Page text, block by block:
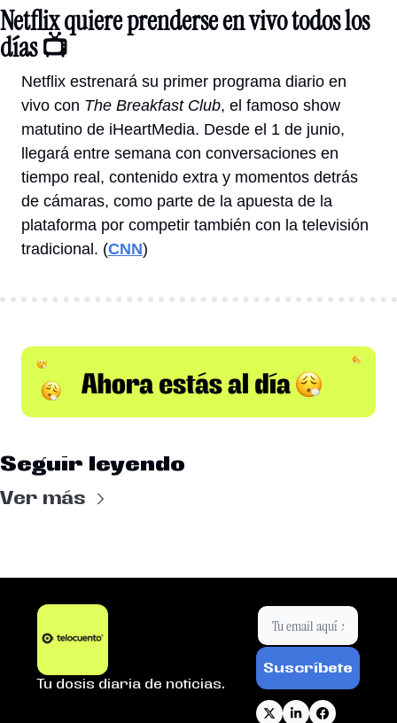
Netflix quiere prenderse en vivo todos los
días 📺
Netflix estrenará su primer programa diario en
vivo con The Breakfast Club, el famoso show
matutino de iHeartMedia. Desde el 1 de junio,
llegará entre semana con conversaciones en
tiempo real, contenido extra y momentos detrás
de cámaras, como parte de la apuesta de la
tradicional . (CNN)
Seguir leyendo
Ver más
Tu dosis diaria de noticias.
Suscríbete